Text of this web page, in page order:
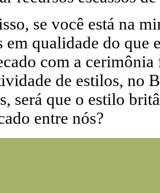
se você está na
em qualidade do que
com a
de estilos, no
será que o estilo
entre nós?